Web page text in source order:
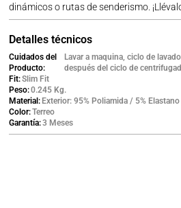
dinámicos o rutas de senderismo.
Detalles técnicos
Cuidados del
Producto
Lavar a maquina, ciclo de
después del ciclo de
Fit Slim Fit
Peso 0.245 Kg.
Material
Exterior: 95% Poliamida / 5% Elastano
Color Terreo
Garantía 3 Meses